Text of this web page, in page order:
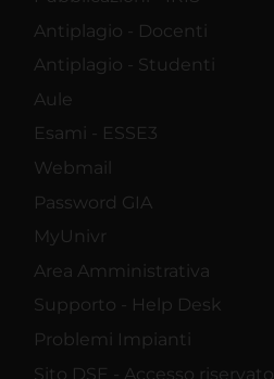
Antiplagio - Docenti
Antiplagio - Studenti
Aule
Esami - ESSE3
Webmail
Password GIA
MyUnivr
Area Amministrativa
Supporto - Help Desk
Problemi Impianti
Sito DSE - Accesso riservato